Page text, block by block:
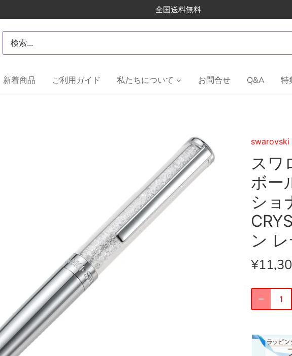
全国送料無料
新着商品 ご利用ガイド 私たちについて お問合せ Q&A 特
swarovski
スワ
ボー
ショ
ン